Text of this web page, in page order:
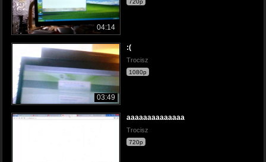
04:14
720p
03:49
:(
Trocisz
1080p
aaaaaaaaaaaaaa
Trocisz
720p